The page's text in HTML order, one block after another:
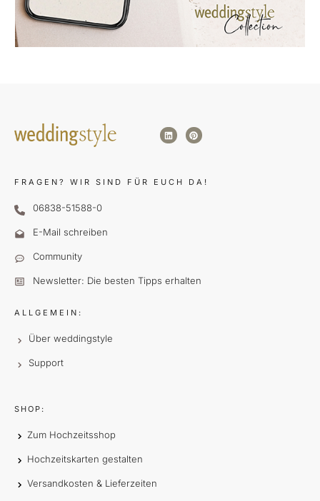
FRAGEN? WIR SIND FÜR EUCH DA!
06838-51588-0
E-Mail schreiben
Community
Newsletter: Die besten Tipps erhalten
ALLGEMEIN:
Über weddingstyle
Support
SHOP:
Zum Hochzeitsshop
Hochzeitskarten gestalten
Versandkosten & Lieferzeiten